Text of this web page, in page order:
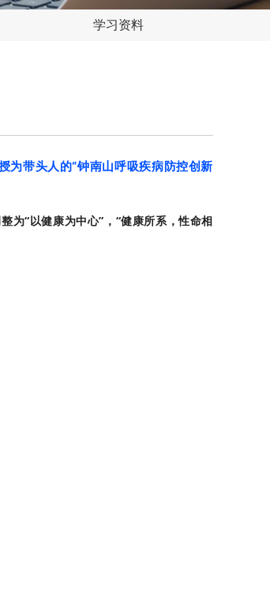
学习资料
为带头人的“钟南山呼吸疾病防控创新
为“以健康为中心”，“健康所系，性命相